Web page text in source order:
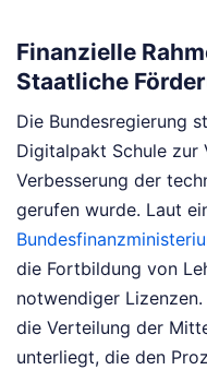
Finanzielle
Staatliche
Die Bundesregierung
Digitalpakt Schule zur
Verbesserung der
gerufen wurde. Laut
die Fortbildung von
notwendiger
die Verteilung der
unterliegt, die den